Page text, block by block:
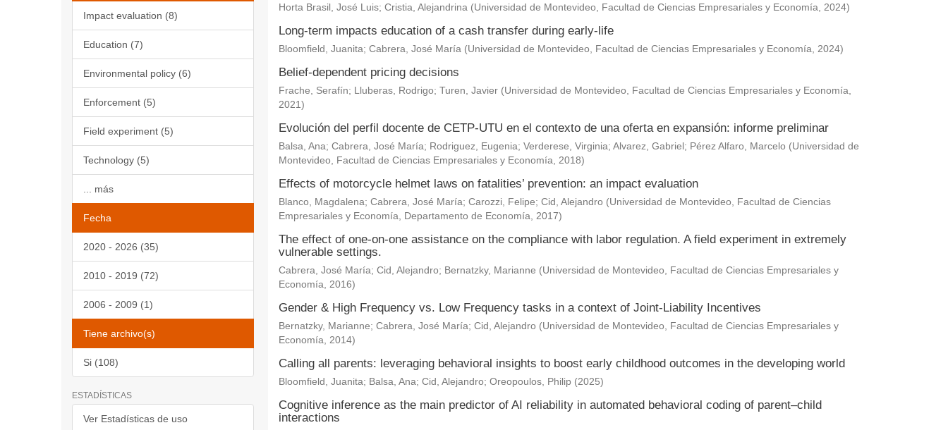
Impact evaluation (8)
Education (7)
Environmental policy (6)
Enforcement (5)
Field experiment (5)
Technology (5)
... más
Fecha
2020 - 2026 (35)
2010 - 2019 (72)
2006 - 2009 (1)
Tiene archivo(s)
Si (108)
ESTADÍSTICAS
Ver Estadísticas de uso
Horta Brasil, José Luis; Cristia, Alejandrina (Universidad de Montevideo, Facultad de Ciencias Empresariales y Economía, 2024)
Long-term impacts education of a cash transfer during early-life
Bloomfield, Juanita; Cabrera, José María (Universidad de Montevideo, Facultad de Ciencias Empresariales y Economía, 2024)
Belief-dependent pricing decisions
Frache, Serafín; Lluberas, Rodrigo; Turen, Javier (Universidad de Montevideo, Facultad de Ciencias Empresariales y Economía,
2021)
Evolución del perfil docente de CETP-UTU en el contexto de una oferta en expansión: informe preliminar
Balsa, Ana; Cabrera, José María; Rodriguez, Eugenia; Verderese, Virginia; Alvarez, Gabriel ; Pérez Alfaro, Marcelo (Universidad de
Montevideo, Facultad de Ciencias Empresariales y Economía, 2018)
Effects of motorcycle helmet laws on fatalities’ prevention: an impact evaluation
Blanco, Magdalena; Cabrera, José María; Carozzi, Felipe; Cid, Alejandro (Universidad de Montevideo, Facultad de Ciencias
Empresariales y Economía, Departamento de Economía, 2017)
The effect of one-on-one assistance on the compliance with labor regulation. A field experiment in extremely
vulnerable settings.
Cabrera, José María; Cid, Alejandro; Bernatzky, Marianne (Universidad de Montevideo, Facultad de Ciencias Empresariales y
Economía, 2016)
Gender & High Frequency vs. Low Frequency tasks in a context of Joint-Liability Incentives
Bernatzky, Marianne; Cabrera, José María; Cid, Alejandro (Universidad de Montevideo, Facultad de Ciencias Empresariales y
Economía, 2014)
Calling all parents: leveraging behavioral insights to boost early childhood outcomes in the developing world
Bloomfield, Juanita; Balsa, Ana; Cid, Alejandro; Oreopoulos, Philip (2025)
Cognitive inference as the main predictor of AI reliability in automated behavioral coding of parent–child
interactions